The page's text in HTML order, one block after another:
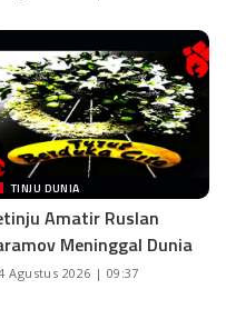
TINJU DUNIA
Amatir Ruslan
Meninggal Dunia
Agustus 2026 | 09:37